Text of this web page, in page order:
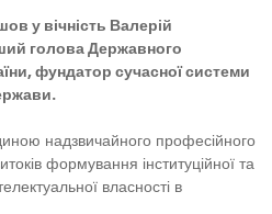
у вічність Валерій
голова Державного
фундатор сучасної системи
надзвичайного професійного
формування інституційної та
власності в